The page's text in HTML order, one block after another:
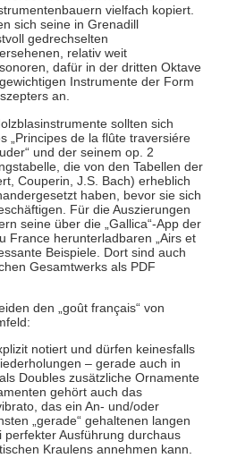
vielfach kopiert.
sich seine in Grenadill
gedrechselten
relativ weit
dafür in der dritten Oktave
Instrumente der Form
an.
sollten sich
„Principes de la flûte traversiére
und der seinem op. 2
die von den Tabellen der
Couperin, J.S. Bach) erheblich
haben, bevor sie sich
Für die Auszierungen
seine über die „Gallica“-App der
France herunterladbaren „Airs et
Beispiele. Dort sind auch
Gesamtwerks als PDF
den „goût français“ von
notiert und dürfen keinesfalls
– gerade auch in
Doubles zusätzliche Ornamente
gehört auch das
das ein An- und/oder
„gerade“ gehaltenen langen
perfekter Ausführung durchaus
Kraulens annehmen kann.